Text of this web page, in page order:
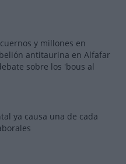
y millones en
antitaurina en Alfafar
sobre los 'bous al
ya causa una de cada